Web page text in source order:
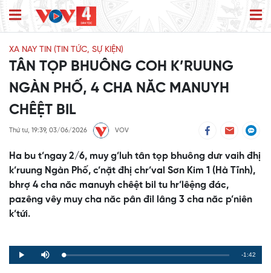
XA NAY TIN (TIN TỨC, SỰ KIỆN)
TÂN TỌP BHUÔNG COH K’RUUNG
NGÀN PHỐ, 4 CHA NĂC MANUYH
CHÊỆT BIL
Thứ tư, 19:39, 03/06/2026 VOV
Ha bu t’ngay 2/6, muy g’luh tân tọp bhuông dưr vaih đhị
k’ruung Ngàn Phố, c’nặt đhị chr’val Sơn Kim 1 (Hà Tĩnh),
bhrợ 4 cha năc manuyh chêệt bil tu hr’lêệng đác,
pazêng vêy muy cha năc pân đil lâng 3 cha năc p’niên
k’tứi.
Play Mute Loaded:
0%
Progress:
0%
Remaining
-1:42